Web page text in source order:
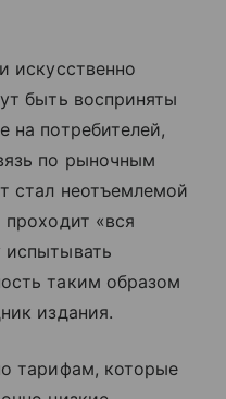
искусственно
быть восприняты
на потребителей,
по рыночным
стал неотъемлемой
проходит «вся
испытывать
таким образом
издания.
тарифам, которые